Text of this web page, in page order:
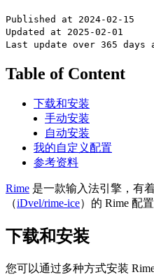
Published at
2024-02-15
Updated at
2025-02-01
Last update over 365 days
Table of Content
下载和安装
手动安装
自动安装
我的自定义配置
参考资料
Rime 是一款输入法引擎，有
（iDvel/rime-ice）的 Rime 配置
下载和安装
您可以通过多种方式安装